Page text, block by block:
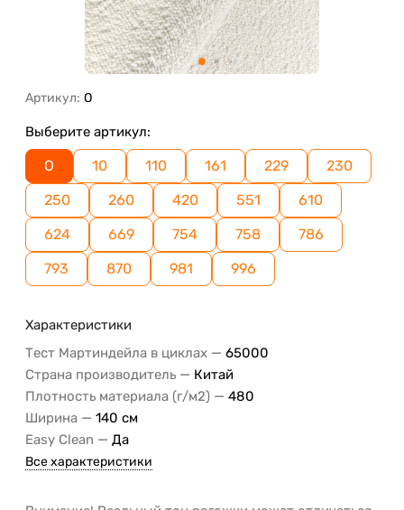
Артикул: O
Выберите артикул:
O 10 110 161 229
230
250
260 420 551
610
624
669 754 758
786
793
870 981 996
Характеристики
Тест Мартиндейла в циклах — 65000
Страна производитель — Китай
Плотность материала (г/м2) — 480
Ширина — 140 см
Easy Clean — Да
Все характеристики